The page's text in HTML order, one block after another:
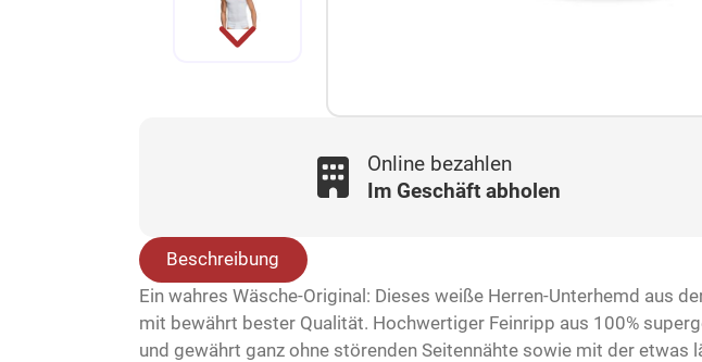
Online bezahlen
Im Geschäft abholen
Beschreibung
Ein wahres Wäsche-Original: Dieses weiße Herren-Unterhemd aus
mit bewährt bester Qualität. Hochwertiger Feinripp aus 100%
und gewährt ganz ohne störenden Seitennähte sowie mit der